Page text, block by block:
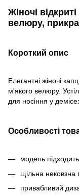
Жіночі
велюру,
Короткий опис
Елегантні жіночі
м'якого велюру.
для носіння у
Особливості
модель
щільна нековзна
привабливий